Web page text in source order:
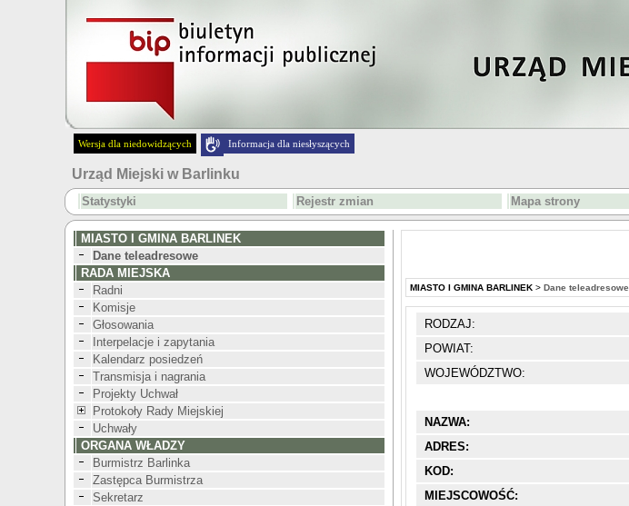
Wersja dla niedowidzących Informacja dla niesłyszących
Urząd Miejski w Barlinku
Statystyki Rejestr zmian Mapa strony
MIASTO I GMINA BARLINEK
Dane teleadresowe
RADA MIEJSKA
Radni
Komisje
Głosowania
Interpelacje i zapytania
Kalendarz posiedzeń
Transmisja i nagrania
Projekty Uchwał
Protokoły Rady Miejskiej
Uchwały
ORGANA WŁADZY
Burmistrz Barlinka
Zastępca Burmistrza
Sekretarz
MIASTO I GMINA BARLINEK > Dane teleadresowe
RODZAJ:
POWIAT:
WOJEWÓDZTWO:
NAZWA:
ADRES:
KOD:
MIEJSCOWOŚĆ: